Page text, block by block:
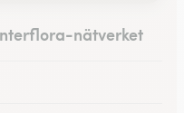
nätverket